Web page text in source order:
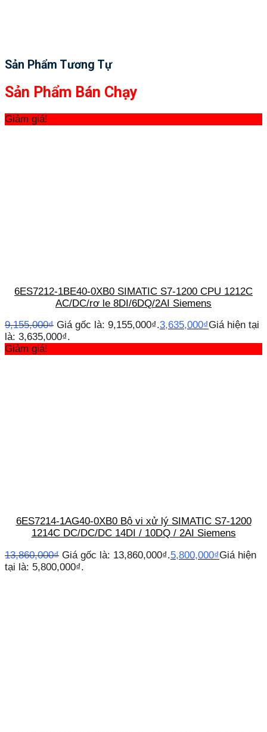
Sản Phẩm Tương Tự
Sản Phẩm Bán Chạy
Giảm giá!
6ES7212-1BE40-0XB0 SIMATIC S7-1200 CPU 1212C
AC/DC/rơ le 8DI/6DQ/2AI Siemens
9,155,000₫ Giá gốc là: 9,155,000₫.3,635,000₫Giá hiện tại
là: 3,635,000₫.
Giảm giá!
6ES7214-1AG40-0XB0 Bộ vi xử lý SIMATIC S7-1200
1214C DC/DC/DC 14DI / 10DQ / 2AI Siemens
13,860,000₫ Giá gốc là: 13,860,000₫.5,800,000₫Giá hiện
tại là: 5,800,000₫.